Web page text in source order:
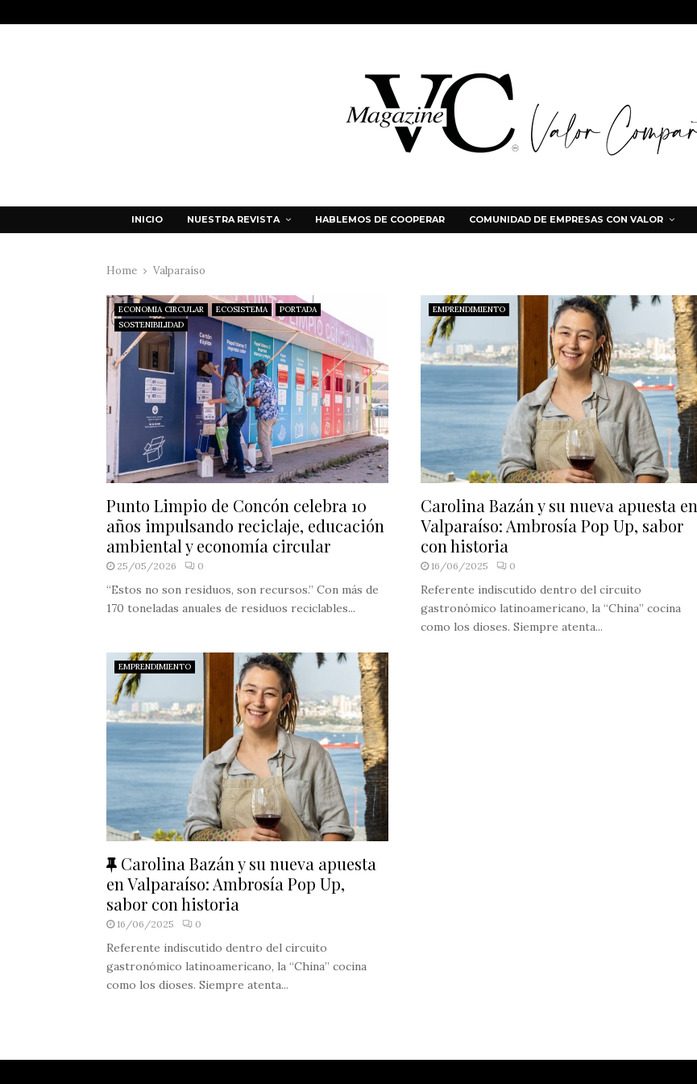
INICIO NUESTRA REVISTA HABLEMOS DE COOPERAR COMUNIDAD DE EMPRESAS CON VALOR
Home Valparaíso
ECONOMIA CIRCULAR ECOSISTEMA
PORTADA
SOSTENIBILIDAD
Punto Limpio de Concón celebra 10
años impulsando reciclaje, educación
ambiental y economía circular
25/05/2026 0
“Estos no son residuos, son recursos.” Con más de
170 toneladas anuales de residuos reciclables...
EMPRENDIMIENTO
Carolina Bazán y su nueva apuesta en
Valparaíso: Ambrosía Pop Up, sabor
con historia
16/06/2025 0
Referente indiscutido dentro del circuito
gastronómico latinoamericano, la “China” cocina
como los dioses. Siempre atenta...
EMPRENDIMIENTO
F
e
a
t
u
r
e
Carolina Bazán y su nueva apuesta
en Valparaíso: Ambrosía Pop Up,
sabor con historia
16/06/2025 0
Referente indiscutido dentro del circuito
gastronómico latinoamericano, la “China” cocina
como los dioses. Siempre atenta...